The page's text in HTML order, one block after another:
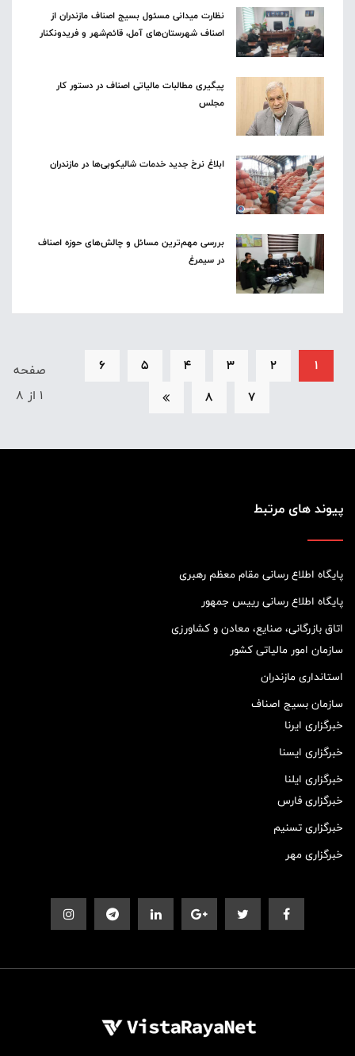
نظارت میدانی مسئول بسیج اصناف مازندران از
اصناف شهرستان‌های آمل، قائم‌شهر و فریدونکنار
پیگیری مطالبات مالیاتی اصناف در دستور کار
مجلس
ابلاغ نرخ جدید خدمات شالیکوبی‌ها در مازندران
بررسی مهم‌ترین مسائل و چالش‌های حوزه اصناف
در سیمرغ
1
2
3
4
5
6
7
8
صفحه
1 از 8
پیوند های مرتبط
پایگاه اطلاع رسانی مقام معظم رهبری
پایگاه اطلاع رسانی رییس جمهور
اتاق بازرگانی، صنایع، معادن و کشاورزی
سازمان امور مالیاتی کشور
استانداری مازندران
سازمان بسیج اصناف
خبرگزاری ایرنا
خبرگزاری ایسنا
خبرگزاری ایلنا
خبرگزاری فارس
خبرگزاری تسنیم
خبرگزاری مهر